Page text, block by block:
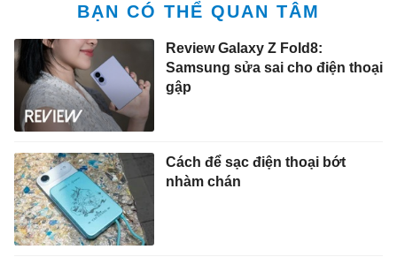
BẠN CÓ THỂ QUAN TÂM
Review Galaxy Z Fold8:
Samsung sửa sai cho điện thoại
gập
Cách để sạc điện thoại bớt
nhàm chán